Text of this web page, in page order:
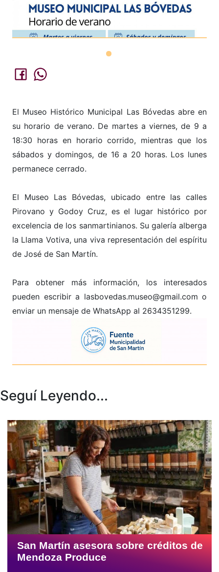
El Museo Histórico Municipal Las Bóvedas abre en
su horario de verano. De martes a viernes, de 9 a
18:30 horas en horario corrido, mientras que los
sábados y domingos, de 16 a 20 horas. Los lunes
permanece cerrado.
El Museo Las Bóvedas, ubicado entre las calles
Pirovano y Godoy Cruz, es el lugar histórico por
excelencia de los sanmartinianos. Su galería alberga
la Llama Votiva, una viva representación del espíritu
de José de San Martín.
Para obtener más información, los interesados
pueden escribir a lasbovedas.museo@gmail.com o
enviar un mensaje de WhatsApp al 2634351299.
Seguí Leyendo...
San Martín asesora sobre créditos de
Mendoza Produce